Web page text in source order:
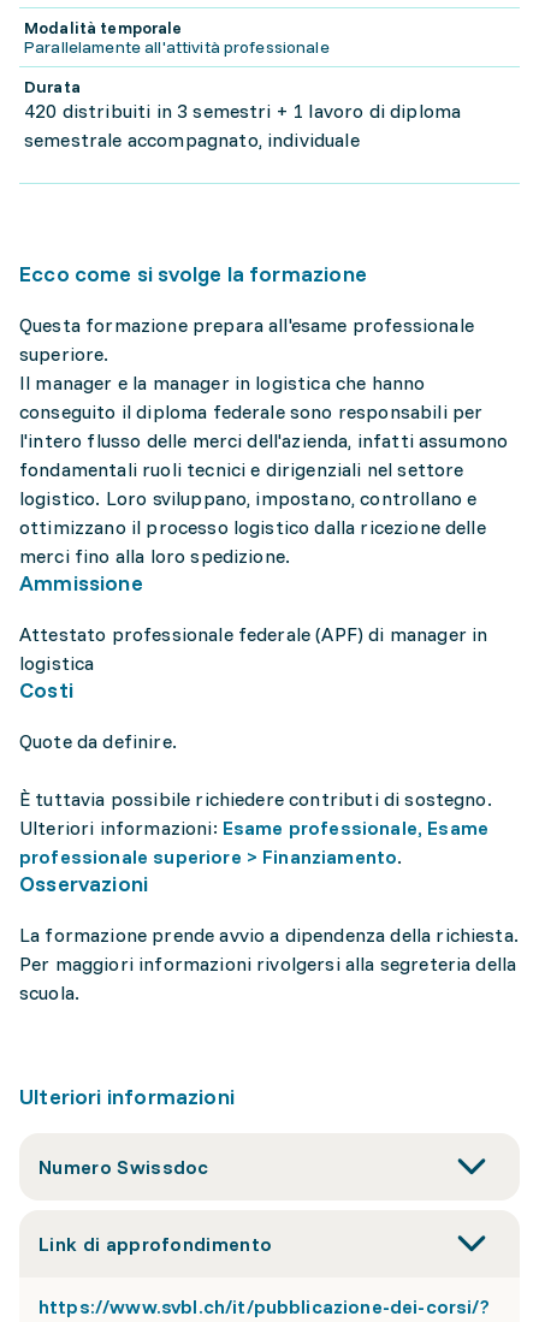
Modalità temporale
Parallelamente all'attività professionale
Durata
420 distribuiti in 3 semestri + 1 lavoro di diploma
semestrale accompagnato, individuale
Ecco come si svolge la formazione
Questa formazione prepara all'esame professionale
superiore.
Il manager e la manager in logistica che hanno
conseguito il diploma federale sono responsabili per
l'intero flusso delle merci dell'azienda, infatti assumono
fondamentali ruoli tecnici e dirigenziali nel settore
logistico. Loro sviluppano, impostano, controllano e
ottimizzano il processo logistico dalla ricezione delle
merci fino alla loro spedizione.
Ammissione
Attestato professionale federale (APF) di manager in
logistica
Costi
Quote da definire.
È tuttavia possibile richiedere contributi di sostegno.
Ulteriori informazioni: Esame professionale, Esame
professionale superiore > Finanziamento.
Osservazioni
La formazione prende avvio a dipendenza della richiesta.
Per maggiori informazioni rivolgersi alla segreteria della
scuola.
Ulteriori informazioni
Numero Swissdoc
Link di approfondimento
https://www.svbl.ch/it/pubblicazione-dei-corsi/?